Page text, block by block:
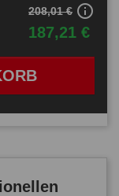
187,21 €
208,01 € info_outline